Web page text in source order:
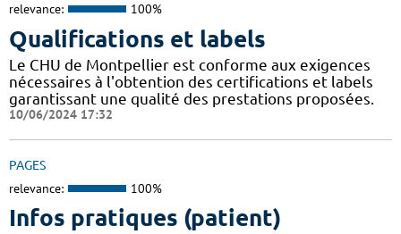
relevance: 100%
Qualifications et labels
Le CHU de Montpellier est conforme aux exigences
nécessaires à l'obtention des certifications et labels
garantissant une qualité des prestations proposées.
10/06/2024 17:32
PAGES
relevance: 100%
Infos pratiques (patient)